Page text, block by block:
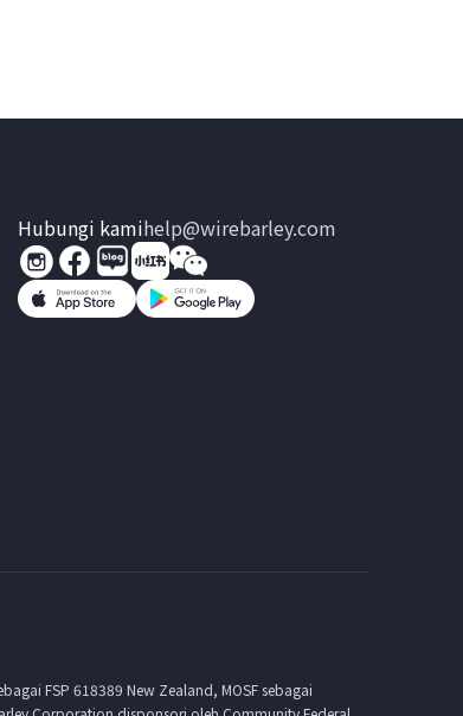
Hubungi kamihelp@wirebarley.com
FSP 618389 New Zealand, MOSF sebagai